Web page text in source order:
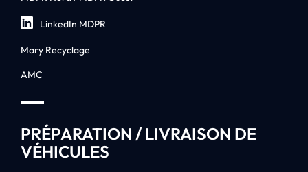
LinkedIn MDPR
Mary Recyclage
AMC
PRÉPARATION / LIVRAISON DE
VÉHICULES